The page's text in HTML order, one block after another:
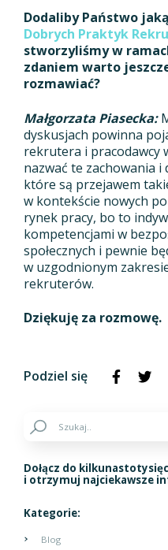
Dodaliby Państwo
Dobrych Praktyk
stworzyliśmy w
zdaniem warto
rozmawiać?
Małgorzata Piasecka:
dyskusjach powinna
rekrutera i pracodawcy
nazwać te zachowania i
które są przejawem
w kontekście nowych
rynek pracy, bo to
kompetencjami w
społecznych i pewnie
w uzgodnionym
rekruterów.
Dziękuję za rozmowę.
Podziel się
Dołącz do
i otrzymuj najciekawsze
Kategorie:
Blog